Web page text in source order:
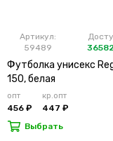
Артикул:
59489
Футболка унисекс
150, белая
опт
456 ₽
кр.опт
447 ₽
Выбрать